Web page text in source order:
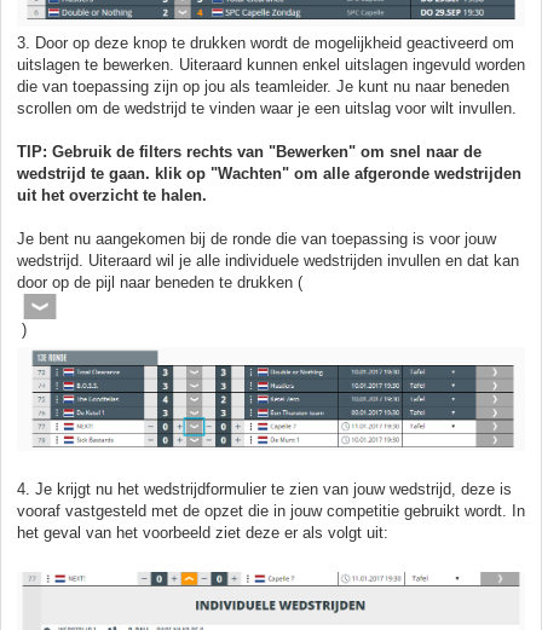
3. Door op deze knop te drukken wordt de mogelijkheid geactiveerd om
uitslagen te bewerken. Uiteraard kunnen enkel uitslagen ingevuld worden
die van toepassing zijn op jou als teamleider. Je kunt nu naar beneden
scrollen om de wedstrijd te vinden waar je een uitslag voor wilt invullen.
TIP: Gebruik de filters rechts van "Bewerken" om snel naar de
wedstrijd te gaan. klik op "Wachten" om alle afgeronde wedstrijden
uit het overzicht te halen.
Je bent nu aangekomen bij de ronde die van toepassing is voor jouw
wedstrijd. Uiteraard wil je alle individuele wedstrijden invullen en dat kan
door op de pijl naar beneden te drukken (
)
4. Je krijgt nu het wedstrijdformulier te zien van jouw wedstrijd, deze is
vooraf vastgesteld met de opzet die in jouw competitie gebruikt wordt. In
het geval van het voorbeeld ziet deze er als volgt uit: